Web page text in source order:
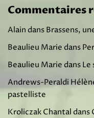
Commentaires
AlaindansBrassens,
Beaulieu Mariedans
Beaulieu MariedansLe
Andrews-Peraldi
pastelliste
Kroliczak Chantaldans